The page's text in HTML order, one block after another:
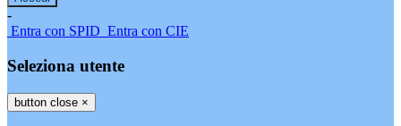
-
Entra con SPID Entra con CIE
Seleziona utente
button close ×